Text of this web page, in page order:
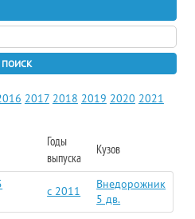
ПОИСК
2017 2018 2019 2020 2021
Годы
выпуска
Кузов
c 2011
Внедорожник
5 дв.